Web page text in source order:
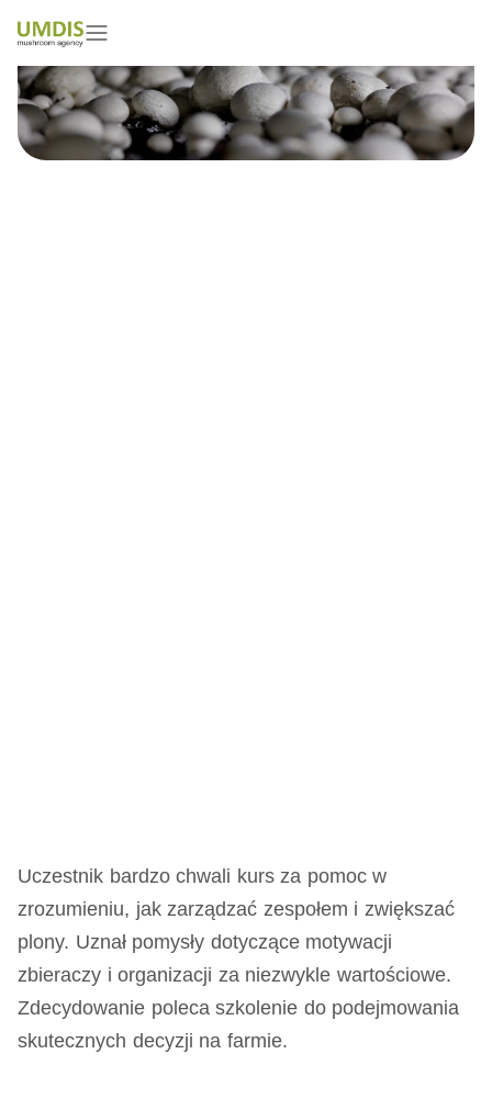
Uczestnik bardzo chwali kurs za pomoc w
zrozumieniu, jak zarządzać zespołem i zwiększać
plony. Uznał pomysły dotyczące motywacji
zbieraczy i organizacji za niezwykle wartościowe.
Zdecydowanie poleca szkolenie do podejmowania
skutecznych decyzji na farmie.